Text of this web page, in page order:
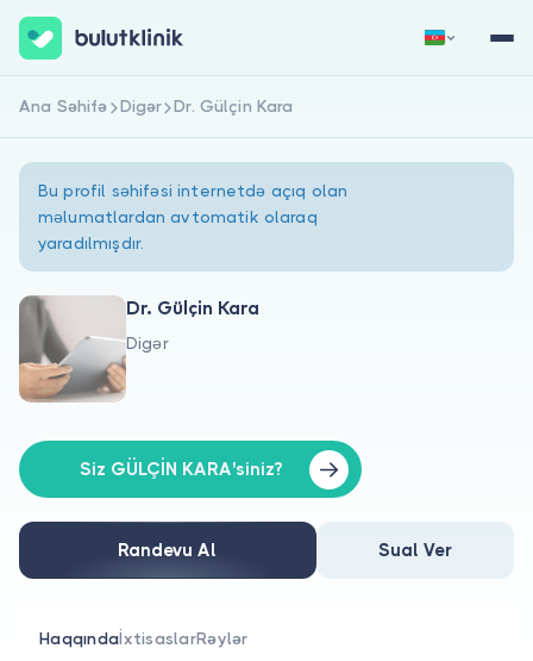
Haqqımızda
Xəstələr üçün
Həkimlər üçün
Qeydiyyat
Ana Səhifə Digər Dr. Gülçin Kara
Bu profil səhifəsi internetdə açıq olan
məlumatlardan avtomatik olaraq
yaradılmışdır.
Dr. Gülçin Kara
Digər
Siz GÜLÇİN KARA'siniz?
Randevu Al Sual Ver
HaqqındaİxtisaslarRəylər